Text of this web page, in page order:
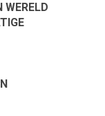
WERELD